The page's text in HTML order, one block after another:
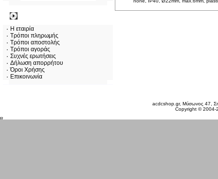
Η εταιρία
Τρόποι πληρωμής
Τρόποι αποστολής
Τρόποι αγοράς
Συχνές ερωτήσεις
Δήλωση απορρήτου
Όροι Χρήσης
Επικοινωνία
acdcshop.gr, Μύσωνος 47,
Copyright ©